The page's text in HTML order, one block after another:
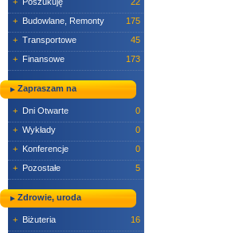
+ Budowlane, Remonty
175
+ Transportowe
45
+ Finansowe 173
Zapraszam na
+ Dni Otwarte
0
+ Wykłady
0
+ Konferencje
0
+ Pozostałe 5
Zdrowie, uroda
+ Biżuteria
16